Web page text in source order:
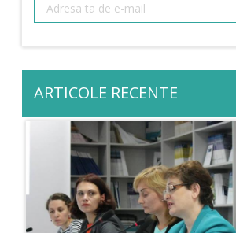
ARTICOLE RECENTE